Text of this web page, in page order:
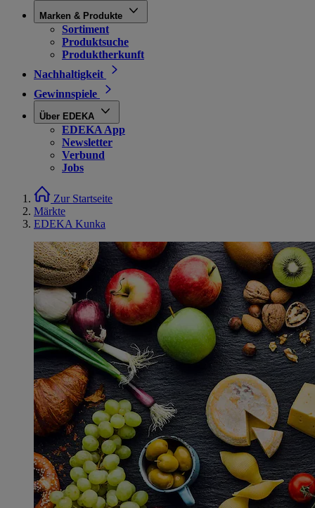
Marken & Produkte
Sortiment
Produktsuche
Produktherkunft
Nachhaltigkeit
Gewinnspiele
Über EDEKA
EDEKA App
Newsletter
Verbund
Jobs
Zur Startseite
Märkte
EDEKA Kunka